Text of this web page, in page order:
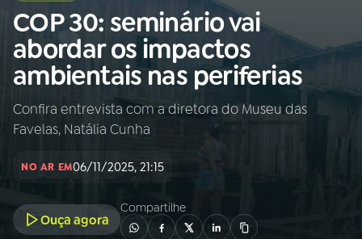
Buscar
na
Rádio
Nacional
Buscar
AO VIVO
INÍCIO
A RÁDIO
COP 30: seminário vai
abordar os impactos
ambientais nas periferias
Confira entrevista com a diretora do Museu das
Favelas, Natália Cunha
NO AR EM06/11/2025, 21:15
Ouça agora
Compartilhe